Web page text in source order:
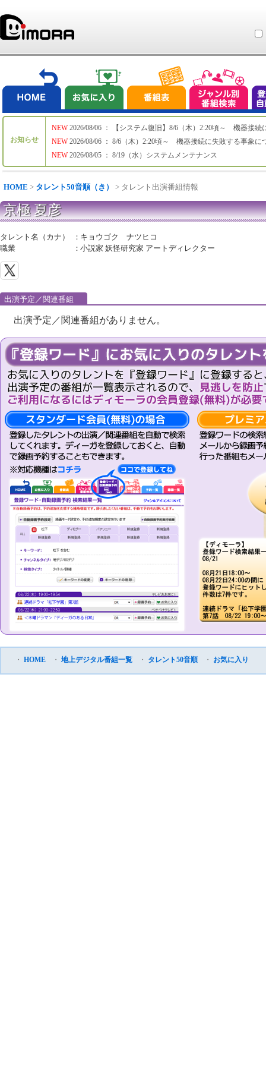
お知らせ
NEW
NEW
NEW
2026/08/06 ： 【システム復旧】8/6（木）2:20頃～ 機器接続
2026/08/06 ： 8/6（木）2:20頃～ 機器接続に失敗する事象に
2026/08/05 ： 8/19（水）システムメンテナンス
HOME > タレント50音順（き） > タレント出演番組情報
京極 夏彦
タレント名（カナ） ： キョウゴク ナツヒコ
職業
：小説家 妖怪研究家 アートディレクター
出演予定／関連番組
出演予定／関連番組がありません。
・ HOME ・ 地上デジタル番組一覧 ・ タレント50音順 ・ お気に入り